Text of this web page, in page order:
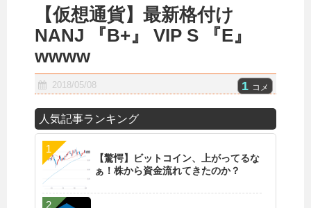
【仮想通貨】最新格付け
NANJ 『B+』 VIP S 『E』
wwww
2018/05/08 1 コメ
人気記事ランキング
【驚愕】ビットコイン、上がってるな
ぁ！株から資金流れてきたのか？